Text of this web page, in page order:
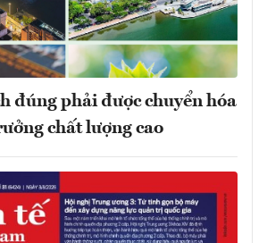
đúng phải được chuyển hóa
chất lượng cao